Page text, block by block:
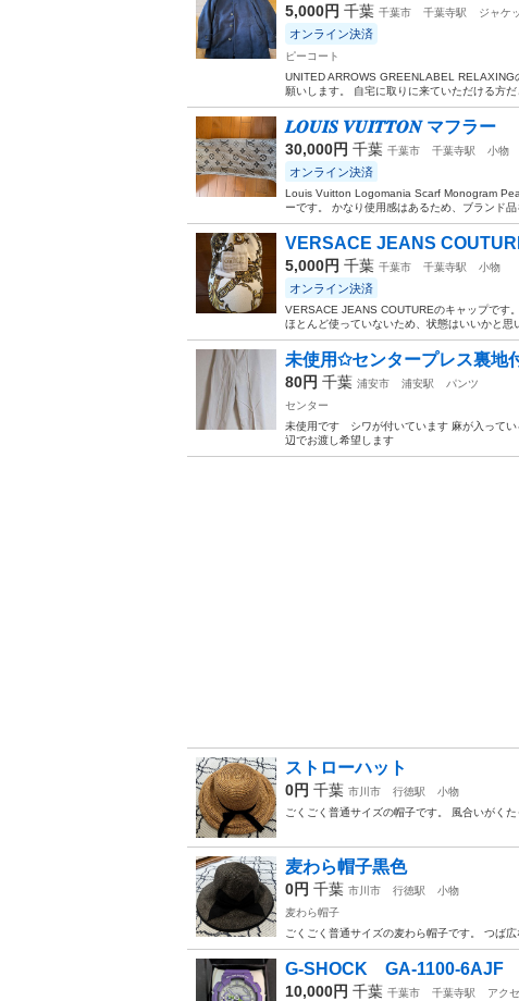
5,000円 千葉 千葉市 千葉寺駅 ジャケ
オンライン決済
ピーコート
UNITED ARROWS GREENLABEL
願いします。 自宅に取りに来ていただける方
𝑳𝑶𝑼𝑰𝑺 𝑽𝑼𝑰𝑻𝑻𝑶𝑵 マフラー
30,000円 千葉 千葉市 千葉寺駅 小物
オンライン決済
Louis Vuitton Logomania Scarf Monogram
ーです。 かなり使用感はあるため、ブランド品
VERSACE JEANS
5,000円 千葉 千葉市 千葉寺駅 小物
オンライン決済
VERSACE JEANS COUTUREのキャップです
ほとんど使っていないため、状態はいいかと思
未使用✩センタープレス裏
80円 千葉 浦安市 浦安駅
パンツ
センター
未使用です シワが付いています 麻が入ってい
辺でお渡し希望します
ストローハット
0円 千葉 市川市 行徳駅
小物
ごくごく普通サイズの帽子です。 風合いがく
麦わら帽子黒色
0円 千葉 市川市 行徳駅
小物
麦わら帽子
ごくごく普通サイズの麦わら帽子です。 つば広
G-SHOCK GA-1100-6AJF
10,000円 千葉 千葉市 千葉寺駅
アク